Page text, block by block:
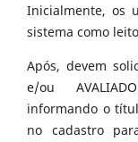
Inicialmente, os
sistema como
Após, devem
e/ou
informando o
no cadastro